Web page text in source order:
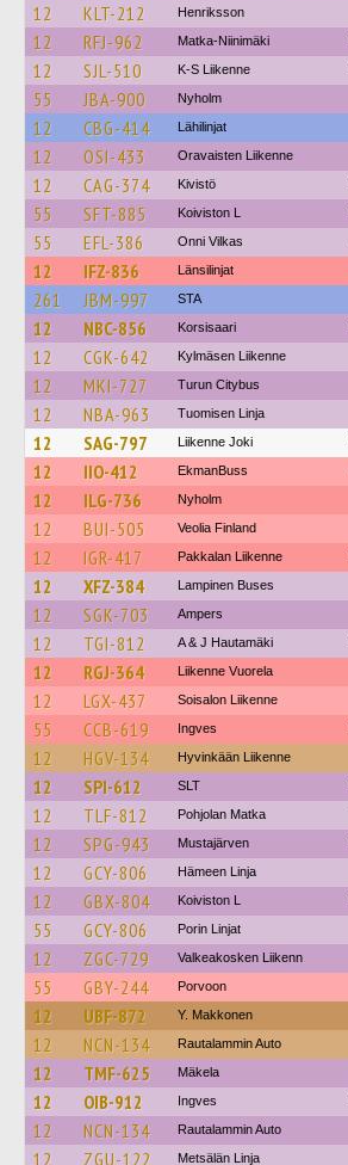
12 KLT-212 Henriksson
12 RFJ-962 Matka-Niinimäki
12 SJL-510 K-S Liikenne
55 JBA-900 Nyholm
12 CBG-414 Lähilinjat
12 OSI-433 Oravaisten Liikenne
12 CAG-374 Kivistö
55 SFT-885 Koiviston L
55 EFL-386 Onni Vilkas
12 IFZ-836 Länsilinjat
261 JBM-997 STA
12 NBC-856 Korsisaari
12 CGK-642 Kylmäsen Liikenne
12 MKI-727 Turun Citybus
12 NBA-963 Tuomisen Linja
12 SAG-797 Liikenne Joki
12 IIO-412 EkmanBuss
12 ILG-736 Nyholm
12 BUI-505 Veolia Finland
12 IGR-417 Pakkalan Liikenne
12 XFZ-384 Lampinen Buses
12 SGK-703 Ampers
12 TGI-812 A & J Hautamäki
12 RGJ-364 Liikenne Vuorela
12 LGX-437 Soisalon Liikenne
55 CCB-619 Ingves
12 HGV-134 Hyvinkään Liikenne
12 SPI-612 SLT
12 TLF-812 Pohjolan Matka
12 SPG-943 Mustajärven
12 GCY-806 Hämeen Linja
12 GBX-804 Koiviston L
55 GCY-806 Porin Linjat
12 ZGC-729 Valkeakosken Liikenn
55 GBY-244 Porvoon
12 UBF-872 Y. Makkonen
12 NCN-134 Rautalammin Auto
12 TMF-625 Mäkela
12 OIB-912 Ingves
12 NCN-134 Rautalammin Auto
12 ZGU-122 Metsälän Linja